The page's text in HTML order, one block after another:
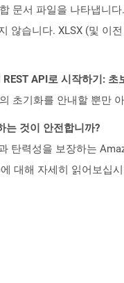
문서 파일을 나타냅니
않습니다. XLSX (및 이
API로 시작하기: 초
초기화를 안내할 뿐만
는 것이 안전합니까?
탄력성을 보장하는
대해 자세히 읽어보십